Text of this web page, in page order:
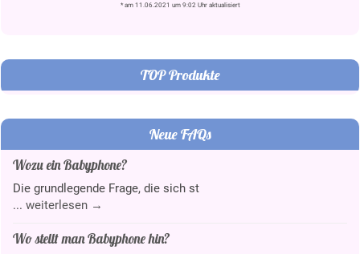
* am 11.06.2021 um 9:02 Uhr aktualisiert
TOP Produkte
Neue FAQs
Wozu ein Babyphone?
Die grundlegende Frage, die sich st
... weiterlesen →
Wo stellt man Babyphone hin?